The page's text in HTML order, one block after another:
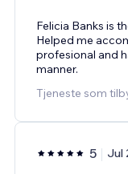
Felicia Banks is
Helped me
profesional and
manner.
Tjeneste som
5 Jul